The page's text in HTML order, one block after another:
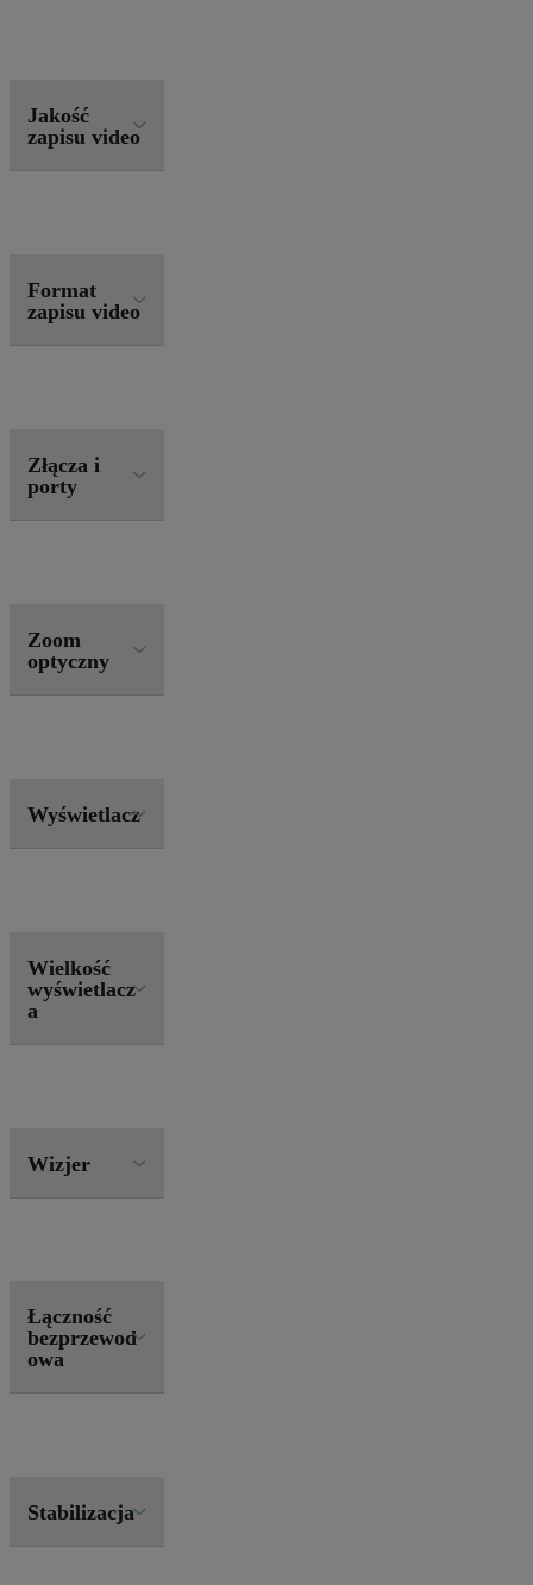
Jakość
zapisu video
Format
zapisu video
Złącza i
porty
Zoom
optyczny
Wyświetlacz
Wielkość
wyświetlacz
a
Wizjer
Łączność
bezprzewod
owa
Stabilizacja